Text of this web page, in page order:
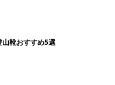
靴おすすめ5選